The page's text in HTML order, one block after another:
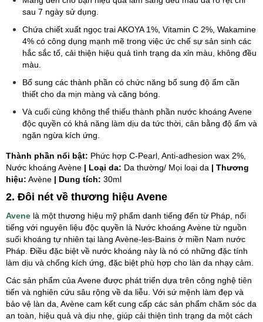
sau 7 ngày sử dụng.
Chứa chiết xuất ngọc trai AKOYA 1%, Vitamin C 2%, Wakamine
4% có công dụng mạnh mẽ trong việc ức chế sự sản sinh các
hắc sắc tố, cải thiện hiệu quả tình trạng da xỉn màu, không đều
màu.
Bổ sung các thành phần có chức năng bổ sung độ ẩm cần
thiết cho da mịn màng và căng bóng.
Và cuối cùng không thể thiếu thành phần nước khoáng Avene
độc quyền có khả năng làm dịu da tức thời, cân bằng độ ẩm và
ngăn ngừa kích ứng.
Thành phần nổi bật: Phức hợp C-Pearl, Anti-adhesion wax 2%,
Nước khoáng Avène | Loại da: Da thường/ Mọi loại da | Thương
hiệu: Avène | Dung tích: 30ml
2. Đôi nét về thương hiệu Avene
Avene là một thương hiệu mỹ phẩm danh tiếng đến từ Pháp, nổi
tiếng với nguyên liệu độc quyền là Nước khoáng Avène từ nguồn
suối khoáng tự nhiên tại làng Avène-les-Bains ở miền Nam nước
Pháp. Điều đặc biệt về nước khoáng này là nó có những đặc tính
làm dịu và chống kích ứng, đặc biệt phù hợp cho làn da nhạy cảm.
Các sản phẩm của Avene được phát triển dựa trên công nghệ tiên
tiến và nghiên cứu sâu rộng về da liễu. Với sứ mệnh làm đẹp và
bảo vệ làn da, Avène cam kết cung cấp các sản phẩm chăm sóc da
an toàn, hiệu quả và dịu nhẹ, giúp cải thiện tình trạng da một cách